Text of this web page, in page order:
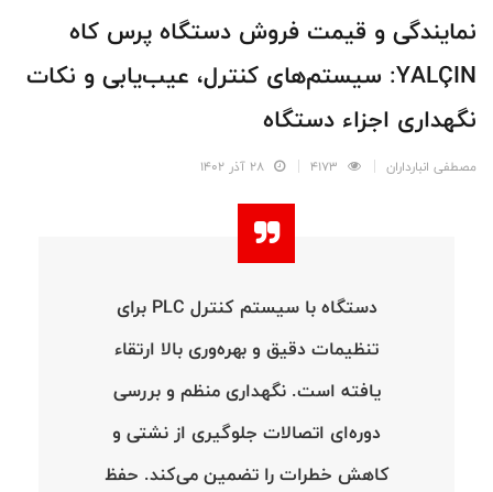
نمایندگی و قیمت فروش دستگاه پرس کاه
YALÇIN: سیستم‌های کنترل، عیب‌یابی و نکات
نگهداری اجزاء دستگاه
مصطفی انبارداران
دستگاه با سیستم کنترل PLC برای
تنظیمات دقیق و بهره‌وری بالا ارتقاء
یافته است. نگهداری منظم و بررسی
دوره‌ای اتصالات جلوگیری از نشتی و
کاهش خطرات را تضمین می‌کند. حفظ